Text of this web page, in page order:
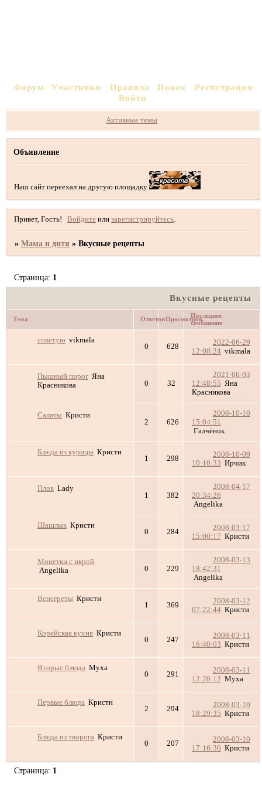
Форум Участники Правила Поиск
Регистрация
Войти
Активные темы
Объявление
Наш сайт переехал на другую площадку
Привет, Гость! Войдите илизарегистрируйтесь
»Мама и дитя »Вкусные рецепты
Вкусные рецепты
Страница: 1
Тема ОтветовПросмотровПоследнее
сообщение
советую vikmalа
0 628
2022-06-29
12:08:24 vikmalа
Пышный пирог Яна
Красникова
0 32
2021-06-03
12:48:55 Яна
Красникова
Салаты Кристи
2
626
2008-10-10
15:04:51
Галчёнок
Блюда из курицы Кристи
1 298
2008-10-09
10:10:33 Ирчик
Плов Lady
1
382
2008-04-17
20:34:26
Angelika
Шашлык Кристи
0 284
2008-03-17
15:00:17 Кристи
Монетки с икрой
Angelika
0 229
2008-03-13
18:42:31
Angelika
Венегреты Кристи
1 369
2008-03-12
07:22:44 Кристи
Корейская кухня Кристи
0 247
2008-03-11
16:40:03 Кристи
Вторые блюда Муха
0 291
2008-03-11
12:20:12 Муха
Первые блюда Кристи
2 294
2008-03-10
18:29:35 Кристи
Блюда из творога Кристи
0 207
2008-03-10
17:16:36 Кристи
Страница: 1